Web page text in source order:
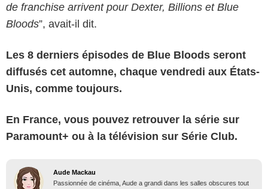
de franchise arrivent pour Dexter, Billions et Blue
Bloods”, avait-il dit.
Les 8 derniers épisodes de Blue Bloods seront
diffusés cet automne, chaque vendredi aux États-
Unis, comme toujours.
En France, vous pouvez retrouver la série sur
Paramount+ ou à la télévision sur Série Club.
Aude Mackau
Passionnée de cinéma, Aude a grandi dans les salles obscures tout